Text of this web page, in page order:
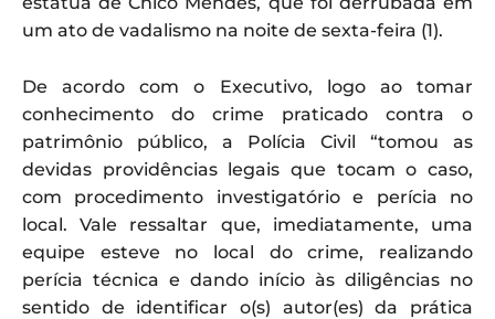
um ato de vadalismo na noite de sexta-feira (1).
De acordo com o Executivo, logo ao tomar
conhecimento do crime praticado contra o
patrimônio público, a Polícia Civil “tomou as
devidas providências legais que tocam o caso,
com procedimento investigatório e perícia no
local. Vale ressaltar que, imediatamente, uma
equipe esteve no local do crime, realizando
perícia técnica e dando início às diligências no
sentido de identificar o(s) autor(es) da prática